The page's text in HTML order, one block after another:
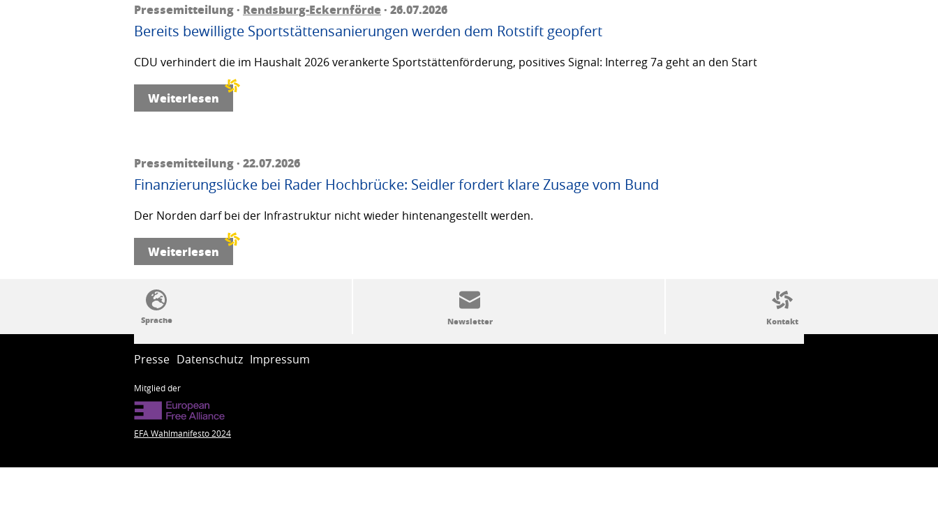
Pressemitteilung · Rendsburg-Eckernförde· 26.07.2026
Bereits bewilligte Sportstättensanierungen werden dem Rotstift geopfert
CDU verhindert die im Haushalt 2026 verankerte Sportstättenförderung, positives Signal: Interreg 7a geht an den Start
Weiterlesen
Pressemitteilung · 22.07.2026
Finanzierungslücke bei Rader Hochbrücke: Seidler fordert klare Zusage vom Bund
Der Norden darf bei der Infrastruktur nicht wieder hintenangestellt werden.
Weiterlesen
SSW-Politik von A bis Z
Presse Datenschutz Impressum
Mitglied der
EFA Wahlmanifesto 2024